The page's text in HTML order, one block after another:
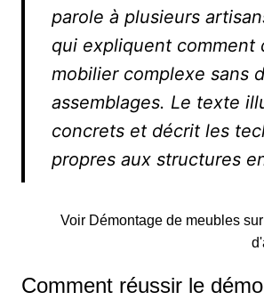
parole à plusieurs
qui expliquent comment
mobilier complexe sans
assemblages. Le texte
concrets et décrit les
propres aux structures
Voir Démontage de meubles
Comment réussir le